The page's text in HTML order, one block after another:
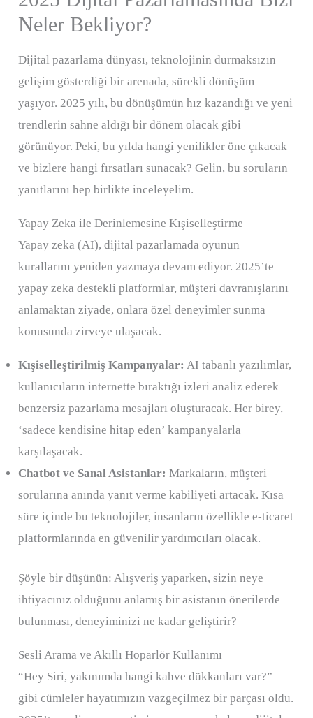
Neler Bekliyor?
Dijital pazarlama dünyası, teknolojinin durmaksızın
gelişim gösterdiği bir arenada, sürekli dönüşüm
yaşıyor. 2025 yılı, bu dönüşümün hız kazandığı ve yeni
trendlerin sahne aldığı bir dönem olacak gibi
görünüyor. Peki, bu yılda hangi yenilikler öne çıkacak
ve bizlere hangi fırsatları sunacak? Gelin, bu soruların
yanıtlarını hep birlikte inceleyelim.
Yapay Zeka ile Derinlemesine Kışiselleştirme
Yapay zeka (AI), dijital pazarlamada oyunun
kurallarını yeniden yazmaya devam ediyor. 2025’te
yapay zeka destekli platformlar, müşteri davranışlarını
anlamaktan ziyade, onlara özel deneyimler sunma
konusunda zirveye ulaşacak.
Kışiselleştirilmiş Kampanyalar: AI tabanlı yazılımlar,
kullanıcıların internette bıraktığı izleri analiz ederek
benzersiz pazarlama mesajları oluşturacak. Her birey,
‘sadece kendisine hitap eden’ kampanyalarla
karşılaşacak.
Chatbot ve Sanal Asistanlar: Markaların, müşteri
sorularına anında yanıt verme kabiliyeti artacak. Kısa
süre içinde bu teknolojiler, insanların özellikle e-ticaret
platformlarında en güvenilir yardımcıları olacak.
Şöyle bir düşünün: Alışveriş yaparken, sizin neye
ihtiyacınız olduğunu anlamış bir asistanın önerilerde
bulunması, deneyiminizi ne kadar geliştirir?
Sesli Arama ve Akıllı Hoparlör Kullanımı
“Hey Siri, yakınımda hangi kahve dükkanları var?”
gibi cümleler hayatımızın vazgeçilmez bir parçası oldu.